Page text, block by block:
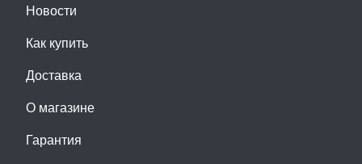
Новости
Как купить
Доставка
О магазине
Гарантия